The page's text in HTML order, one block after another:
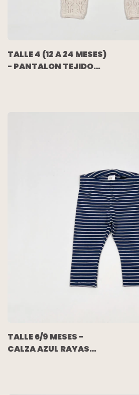
TALLE 4 (12 A 24 MESES)
- PANTALON TEJIDO
TALLE 6/9 MESES -
CALZA AZUL RAYAS